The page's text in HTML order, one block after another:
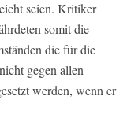
seien. Kritiker
somit die
die für die
gegen allen
werden, wenn er